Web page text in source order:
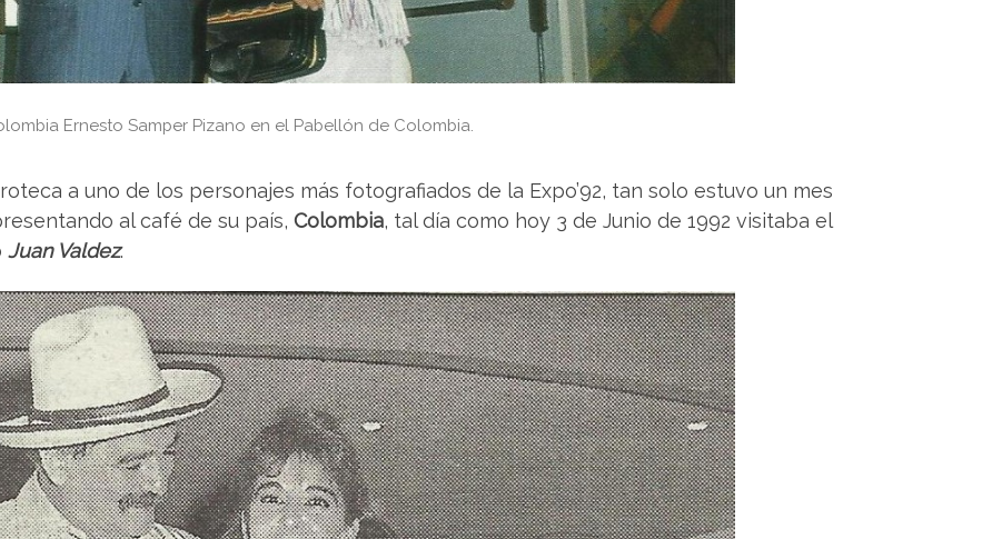
Ernesto Samper Pizano en el Pabellón de Colombia.
a uno de los personajes más fotografiados de la Expo’92, tan solo estuvo un mes
al café de su país, Colombia, tal día como hoy 3 de Junio de 1992 visitaba el
Juan Valdez.